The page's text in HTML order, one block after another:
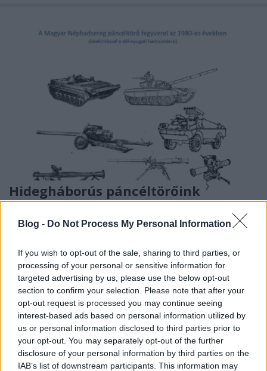
Blog - Do Not Process My Personal Information
If you wish to opt-out of the sale, sharing to third parties, or
processing of your personal or sensitive information for
targeted advertising by us, please use the below opt-out
section to confirm your selection. Please note that after your
opt-out request is processed you may continue seeing
interest-based ads based on personal information utilized by
us or personal information disclosed to third parties prior to
your opt-out. You may separately opt-out of the further
disclosure of your personal information by third parties on the
IAB’s list of downstream participants. This information may
Hidegháborús páncéltörőink
tollából a hidegháborús magyar - széles értelemben
vett - páncéltörő eszközökről, képességekről szóló
munka. Akárcsak a szerző/szerkesztő korábbi
erőfeszítései (lérak, nuki) esetében, itt is hiánypótló
dolgozatról, úttörő műről beszélhetünk. Zord